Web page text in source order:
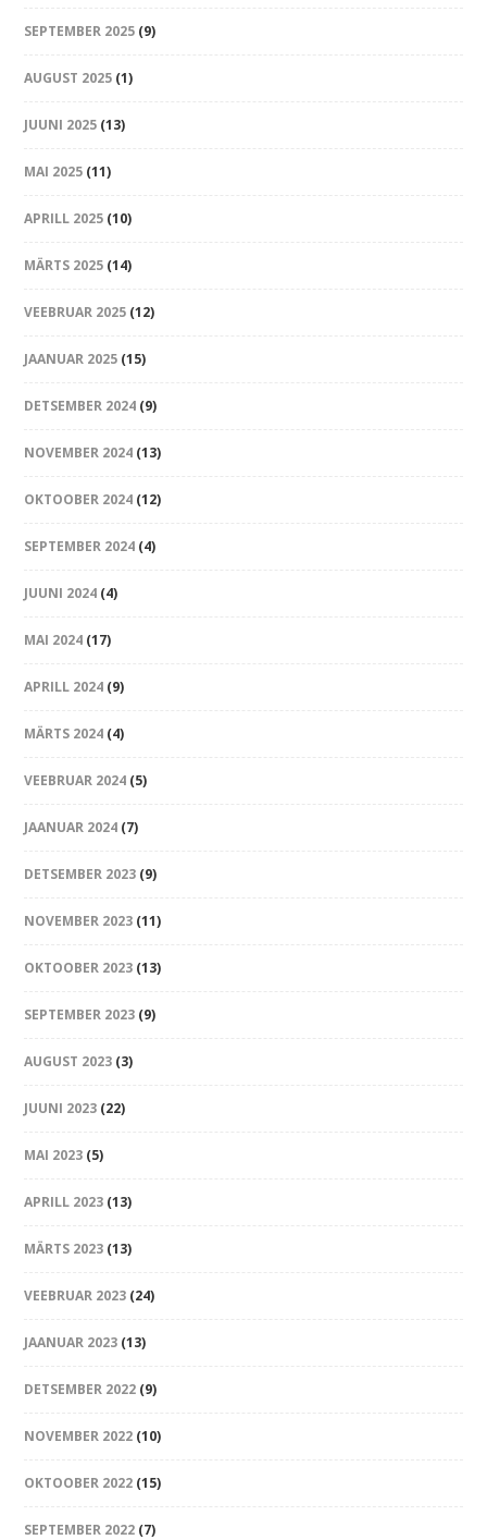
SEPTEMBER 2025 (9)
AUGUST 2025 (1)
JUUNI 2025 (13)
MAI 2025 (11)
APRILL 2025 (10)
MÄRTS 2025 (14)
VEEBRUAR 2025 (12)
JAANUAR 2025 (15)
DETSEMBER 2024 (9)
NOVEMBER 2024 (13)
OKTOOBER 2024 (12)
SEPTEMBER 2024 (4)
JUUNI 2024 (4)
MAI 2024 (17)
APRILL 2024 (9)
MÄRTS 2024 (4)
VEEBRUAR 2024 (5)
JAANUAR 2024 (7)
DETSEMBER 2023 (9)
NOVEMBER 2023 (11)
OKTOOBER 2023 (13)
SEPTEMBER 2023 (9)
AUGUST 2023 (3)
JUUNI 2023 (22)
MAI 2023 (5)
APRILL 2023 (13)
MÄRTS 2023 (13)
VEEBRUAR 2023 (24)
JAANUAR 2023 (13)
DETSEMBER 2022 (9)
NOVEMBER 2022 (10)
OKTOOBER 2022 (15)
SEPTEMBER 2022 (7)